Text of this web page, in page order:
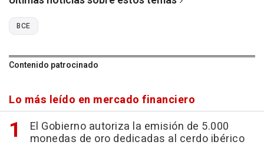
BCE
Contenido patrocinado
Lo más leído en mercado financiero
El Gobierno autoriza la emisión de 5.000
monedas de oro dedicadas al cerdo ibérico